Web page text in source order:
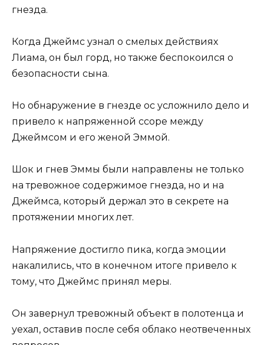
гнезда.
Когда Джеймс узнал о смелых действиях
Лиама, он был горд, но также беспокоился о
безопасности сына.
Но обнаружение в гнезде ос усложнило дело и
привело к напряженной ссоре между
Джеймсом и его женой Эммой.
Шок и гнев Эммы были направлены не только
на тревожное содержимое гнезда, но и на
Джеймса, который держал это в секрете на
протяжении многих лет.
Напряжение достигло пика, когда эмоции
накалились, что в конечном итоге привело к
тому, что Джеймс принял меры.
Он завернул тревожный объект в полотенца и
уехал, оставив после себя облако неотвеченных